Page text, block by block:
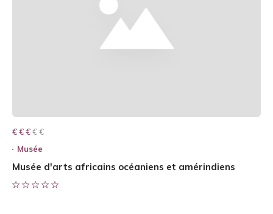
€ € € € €
€ € €
Musée
Musée d'arts africains océaniens et amérindiens